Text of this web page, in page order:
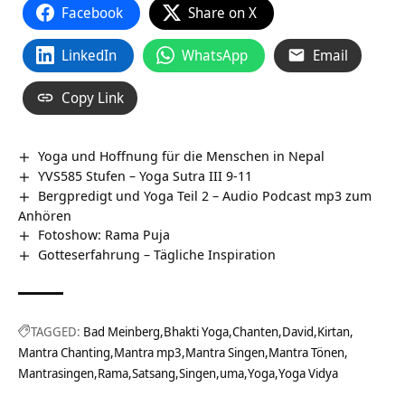
Facebook Share on X
LinkedIn WhatsApp Email
Copy Link
Yoga und Hoffnung für die Menschen in Nepal
YVS585 Stufen – Yoga Sutra III 9-11
Bergpredigt und Yoga Teil 2 – Audio Podcast mp3 zum
Anhören
Fotoshow: Rama Puja
Gotteserfahrung – Tägliche Inspiration
TAGGED: Bad Meinberg Bhakti Yoga Chanten David Kirtan
Mantra Chanting Mantra mp3 Mantra Singen Mantra Tönen
Mantrasingen Rama Satsang Singen uma Yoga Yoga Vidya